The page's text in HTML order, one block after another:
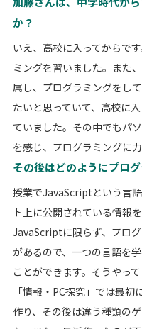
か？
いえ、高校に入ってからで
ミングを習いました。また
属し、プログラミングをし
たいと思っていて、高校に
ていました。その中でもパ
を感じ、プログラミングに
その後はどのようにプロ
授業でJavaScriptという言
ト上に公開されている情報
JavaScriptに限らず、プロ
があるので、一つの言語を
ことができます。そうやっ
「情報・PC探究」では最
作り、その後は違う種類の